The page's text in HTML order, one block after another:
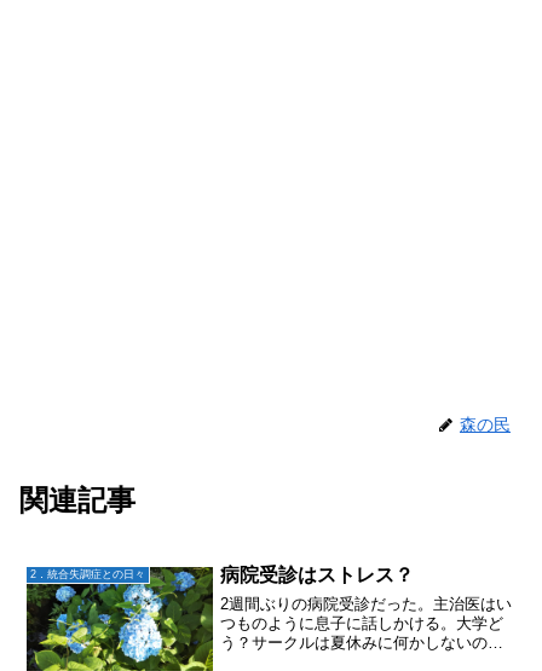
森の民
関連記事
2．統合失調症との日々 病院受診はストレス？
2週間ぶりの病院受診だった。主治医はい
つものように息子に話しかける。大学ど
う？サークルは夏休みに何かしないの？